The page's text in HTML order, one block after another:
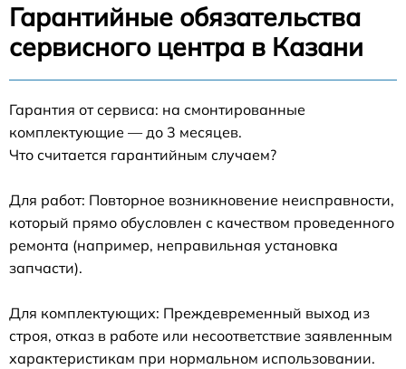
Гарантийные обязательства
сервисного центра в Казани
Гарантия от сервиса: на смонтированные
комплектующие — до 3 месяцев.
Что считается гарантийным случаем?
Для работ: Повторное возникновение неисправности,
который прямо обусловлен с качеством проведенного
ремонта (например, неправильная установка
запчасти).
Для комплектующих: Преждевременный выход из
строя, отказ в работе или несоответствие заявленным
характеристикам при нормальном использовании.